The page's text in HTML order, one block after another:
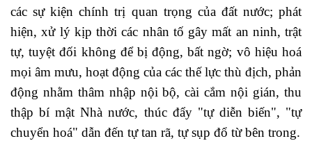
các sự kiện chính trị quan trọng của đất nước; phát
hiện, xử lý kịp thời các nhân tố gây mất an ninh, trật
tự, tuyệt đối không để bị động, bất ngờ; vô hiệu hoá
mọi âm mưu, hoạt động của các thế lực thù địch, phản
động nhằm thâm nhập nội bộ, cài cắm nội gián, thu
thập bí mật Nhà nước, thúc đẩy "tự diễn biến", "tự
chuyển hoá" dẫn đến tự tan rã, tự sụp đổ từ bên trong.